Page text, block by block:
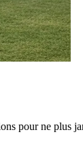
pour ne plus